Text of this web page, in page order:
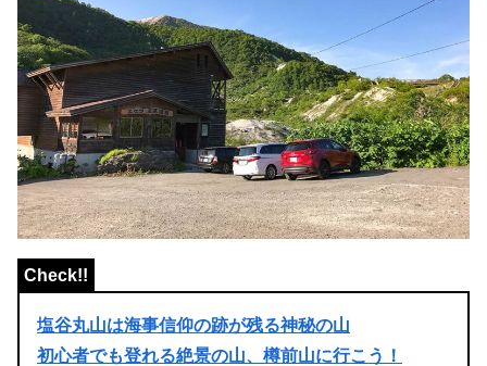
塩谷丸山は海事信仰の跡が残る神秘の山
初心者でも登れる絶景の山、樽前山に行こう！